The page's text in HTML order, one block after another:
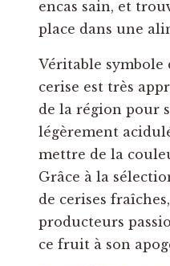
encas sain, et
place dans une
Véritable symbole
cerise est très
de la région pour
légèrement
mettre de la
Grâce à la
de cerises
producteurs
ce fruit à son